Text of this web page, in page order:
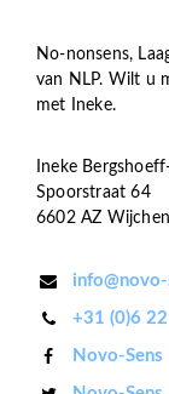
No-nonsens,
van NLP. Wilt u
met Ineke.
Ineke
Spoorstraat 64
6602 AZ Wijchen
info@novo-
+31 (0)6
Novo-Sens